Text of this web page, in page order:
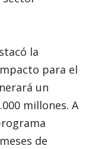
la
para el
un
millones. A
de